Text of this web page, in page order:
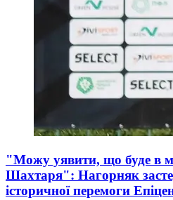
"Можу уявити, що буде в
Шахтаря": Нагорняк
історичної перемоги